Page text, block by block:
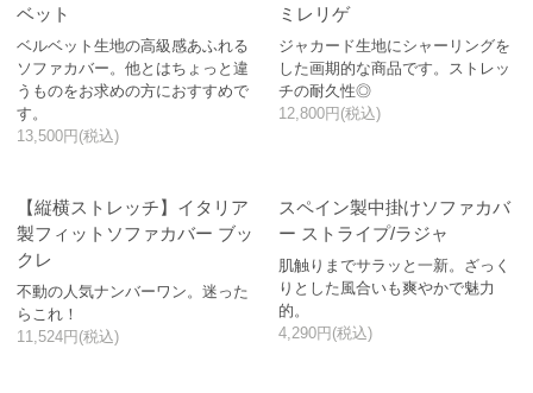
ベット
ベルベット生地の高級感あふれる
ソファカバー。他とはちょっと違
うものをお求めの方におすすめで
す。
13,500円(税込)
ミレリゲ
ジャカード生地にシャーリングを
した画期的な商品です。ストレッ
チの耐久性◎
12,800円(税込)
【縦横ストレッチ】イタリア
製フィットソファカバー ブッ
クレ
不動の人気ナンバーワン。迷った
らこれ！
11,524円(税込)
スペイン製中掛けソファカバ
ー ストライプ/ラジャ
肌触りまでサラッと一新。ざっく
りとした風合いも爽やかで魅力
的。
4,290円(税込)